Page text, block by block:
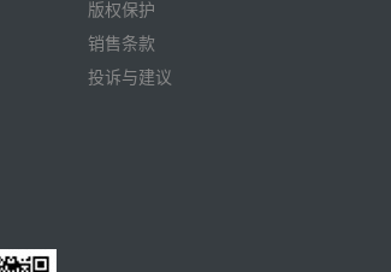
版权保护
销售条款
投诉与建议